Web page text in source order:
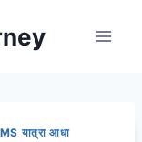
यात्रा आधा